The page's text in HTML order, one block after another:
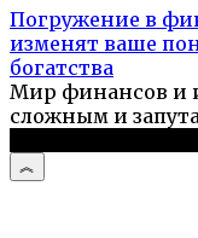
Погружение в
изменят ваше
богатства
Мир финансов и
сложным и